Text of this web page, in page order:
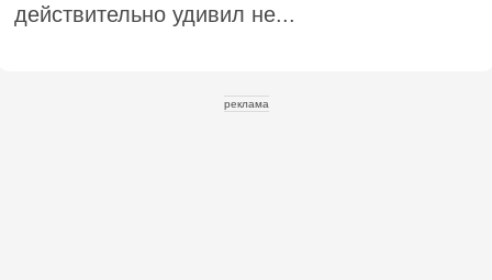
действительно удивил не...
реклама